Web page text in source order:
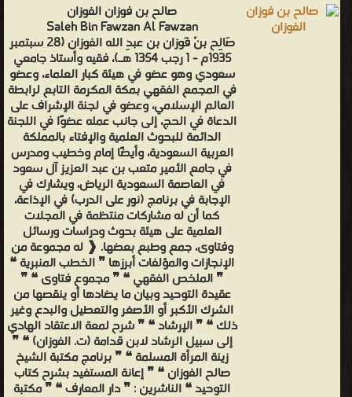
صالح بن فوزان الفوزان
Saleh Bin Fawzan Al Fawzan
صَالِح بنُ فَوزان بن عبدِ الله الفوزان (28 سبتمبر
1935م - 1 رجب 1354 هـ)، فقيه وأستاذ جامعي
سعودي وهو عضو في هيئة كبار العلماء، وعضو
في المجمع الفقهي بمكة المكرمة التابع لرابطة
العالم الإسلامي، وعضو في لجنة الإشراف على
الدعاة في الحج، إلى جانب عمله عضوًا في اللجنة
الدائمة للبحوث العلمية والإفتاء بالمملكة
العربية السعودية، وأيضًا إمام وخطيب ومدرس
في جامع الأمير متعب بن عبد العزيز آل سعود
في العاصمة السعودية الرياض، ويشارك في
الإجابة في برنامج (نور على الدرب) في الإذاعة،
كما أن له مشاركات منتظمة في المجلات
العلمية على هيئة بحوث ودراسات ورسائل
وفتاوى، جمع وطبع بعضها. ❰ له مجموعة من
الإنجازات والمؤلفات أبرزها ❞ الخطب المنبرية ❝
❞ الملخص الفقهي ❝ ❞ مجموع فتاوى ❝ ❞
عقيدة التوحيد وبيان ما يضادها أو ينقصها من
الشرك الأكبر أو الأصغر والتعطيل والبدع وغير
ذلك ❝ ❞ الإرشاد ❝ ❞ شرح لمعة الاعتقاد الهادي
إلى سبيل الرشاد لابن قدامة (ت. الفوزان) ❝ ❞
زينة المرأة المسلمة ❝ ❞ برنامج مكتبة الشيخ
صالح الفوزان ❝ ❞ إعانة المستفيد بشرح كتاب
التوحيد ❝ الناشرين : ❞ دار المعارف ❝ ❞ مكتبة